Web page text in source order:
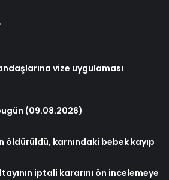
vize uygulaması
(09.08.2026)
öldürüldü, karnındaki bebek kayıp
iptali kararını ön incelemeye